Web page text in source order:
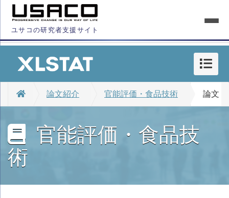
ユサコの研究者支援サイト
論文紹介 官能評価・食品技術 論文
官能評価・食品技
術